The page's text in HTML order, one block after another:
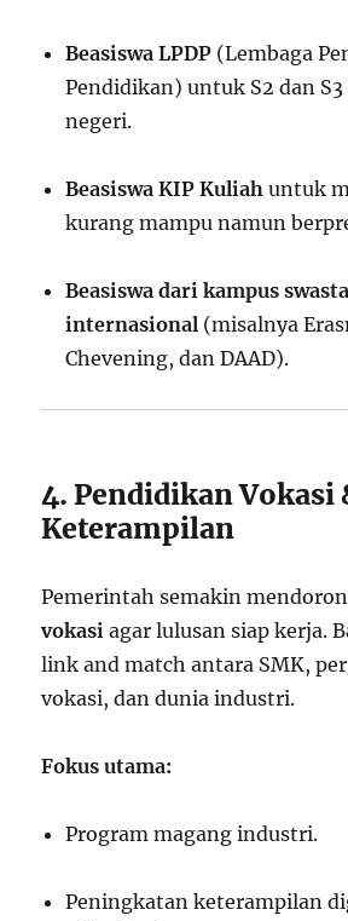
Beasiswa LPDP (Lembaga
Pendidikan) untuk S2 dan
negeri.
Beasiswa KIP Kuliah untuk
kurang mampu namun
Beasiswa dari kampus
internasional (misalnya
Chevening, dan DAAD).
4. Pendidikan Vokasi
Keterampilan
Pemerintah semakin
vokasi agar lulusan siap kerja.
link and match antara SMK,
vokasi, dan dunia industri.
Fokus utama:
Program magang industri.
Peningkatan keterampilan